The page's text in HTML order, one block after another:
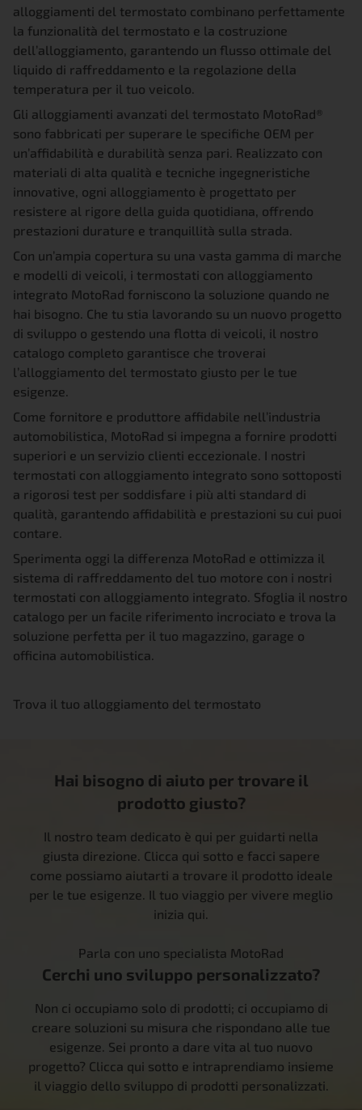
alloggiamenti del termostato combinano perfettamente
la funzionalità del termostato e la costruzione
dell’alloggiamento, garantendo un flusso ottimale del
liquido di raffreddamento e la regolazione della
temperatura per il tuo veicolo.
Gli alloggiamenti avanzati del termostato MotoRad®
sono fabbricati per superare le specifiche OEM per
un’affidabilità e durabilità senza pari. Realizzato con
materiali di alta qualità e tecniche ingegneristiche
innovative, ogni alloggiamento è progettato per
resistere al rigore della guida quotidiana, offrendo
prestazioni durature e tranquillità sulla strada.
Con un’ampia copertura su una vasta gamma di marche
e modelli di veicoli, i termostati con alloggiamento
integrato MotoRad forniscono la soluzione quando ne
hai bisogno. Che tu stia lavorando su un nuovo progetto
di sviluppo o gestendo una flotta di veicoli, il nostro
catalogo completo garantisce che troverai
l’alloggiamento del termostato giusto per le tue
esigenze.
Come fornitore e produttore affidabile nell’industria
automobilistica, MotoRad si impegna a fornire prodotti
superiori e un servizio clienti eccezionale. I nostri
termostati con alloggiamento integrato sono sottoposti
a rigorosi test per soddisfare i più alti standard di
qualità, garantendo affidabilità e prestazioni su cui puoi
contare.
Sperimenta oggi la differenza MotoRad e ottimizza il
sistema di raffreddamento del tuo motore con i nostri
termostati con alloggiamento integrato. Sfoglia il nostro
catalogo per un facile riferimento incrociato e trova la
soluzione perfetta per il tuo magazzino, garage o
officina automobilistica.
Trova il tuo alloggiamento del termostato
Hai bisogno di aiuto per trovare il
prodotto giusto?
Il nostro team dedicato è qui per guidarti nella
giusta direzione. Clicca qui sotto e facci sapere
come possiamo aiutarti a trovare il prodotto ideale
per le tue esigenze. Il tuo viaggio per vivere meglio
inizia qui.
Parla con uno specialista MotoRad
Cerchi uno sviluppo personalizzato?
Non ci occupiamo solo di prodotti; ci occupiamo di
creare soluzioni su misura che rispondano alle tue
esigenze. Sei pronto a dare vita al tuo nuovo
progetto? Clicca qui sotto e intraprendiamo insieme
il viaggio dello sviluppo di prodotti personalizzati.